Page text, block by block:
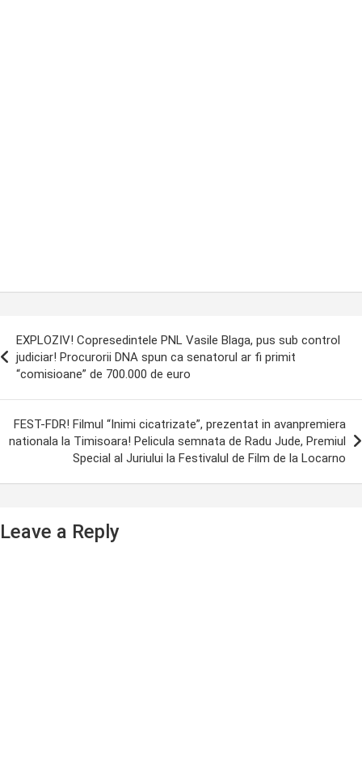
EXPLOZIV! Copresedintele PNL Vasile Blaga, pus sub control
judiciar! Procurorii DNA spun ca senatorul ar fi primit
“comisioane” de 700.000 de euro
FEST-FDR! Filmul “Inimi cicatrizate”, prezentat in avanpremiera
nationala la Timisoara! Pelicula semnata de Radu Jude, Premiul
Special al Juriului la Festivalul de Film de la Locarno
Leave a Reply